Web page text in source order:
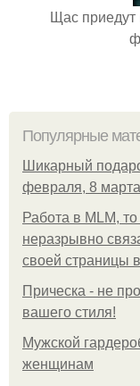
Щас приедут
Популярные
Шикарный
февраля, 8
Работа в MLM,
неразрывно
своей страницы
Прическа - не
вашего стиля!
Мужской
женщинам